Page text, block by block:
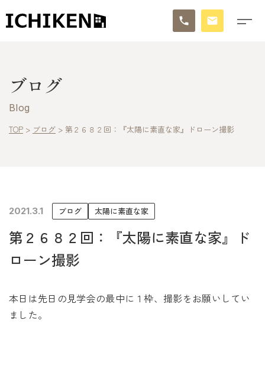
ブログ
モデルハウス
太陽に素直な家
未来に住み継ぐ平屋
会社情報
ブログ
Blog
TOP > ブログ > 第２６８２回：『太陽に素直な家』ドローン撮影
2021.3.1 ブログ 太陽に素直な家
第２６８２回：『太陽に素直な家』ド
ローン撮影
本日は先日の見学会の最中に１枠、撮影をお願いしてい
ました。